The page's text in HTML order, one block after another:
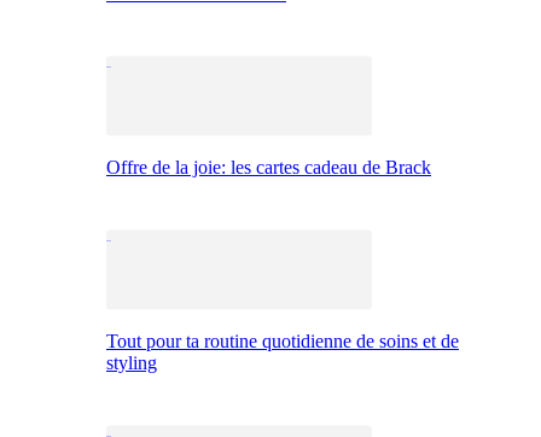
Offre de la joie: les cartes cadeau de Brack
Tout pour ta routine quotidienne de soins et de
styling